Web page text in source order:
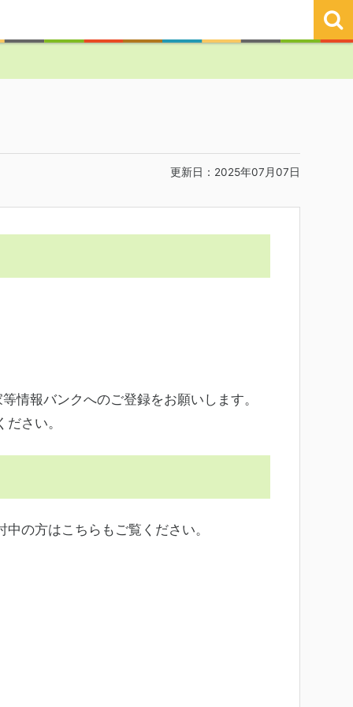
更新日：2025年07月07日
情報バンクへのご登録をお願いします。
ださい。
の方はこちらもご覧ください。